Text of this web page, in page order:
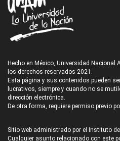
Hecho en México, Universidad Nacional
los derechos reservados 2021.
Esta página y sus contenidos pueden
lucrativos, siempre y cuando no se
dirección electrónica.
De otra forma, requiere permiso previo
Sitio web administrado por el Instituto
Cualquier asunto relacionado con este